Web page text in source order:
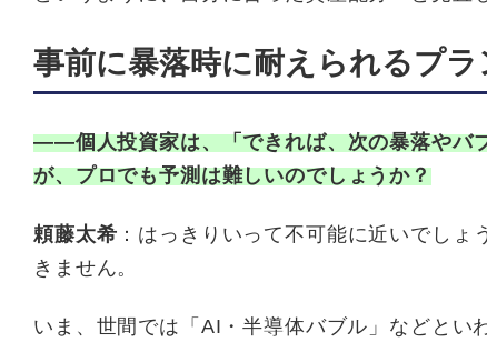
事前に暴落時に耐えられるプラ
――個人投資家は、「できれば、次の暴落やバ
が、プロでも予測は難しいのでしょうか？
頼藤太希 ：はっきりいって不可能に近いでし
きません。
いま、世間では「AI・半導体バブル」などとい